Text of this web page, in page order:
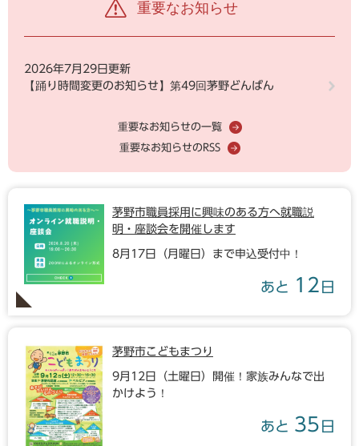
重要なお知らせ
2026年7月29日更新
【踊り時間変更のお知らせ】第49回茅野どんばん
重要なお知らせの一覧
重要なお知らせのRSS
茅野市職員採用に興味のある方へ就職説
明・座談会を開催します
8月17日（月曜日）まで申込受付中！
あと 12 日
茅野市こどもまつり
9月12日（土曜日）開催！家族みんなで出
かけよう！
あと 35 日